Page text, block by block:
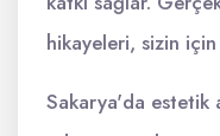
hikayeleri, sizin
Sakarya'da estetik